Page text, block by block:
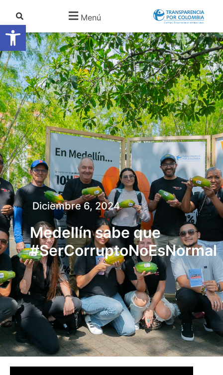
Abrir barra de herramientas
Menú
Diciembre 6, 2024
Medellín sabe que
#SerCorruptoNoEsNormal